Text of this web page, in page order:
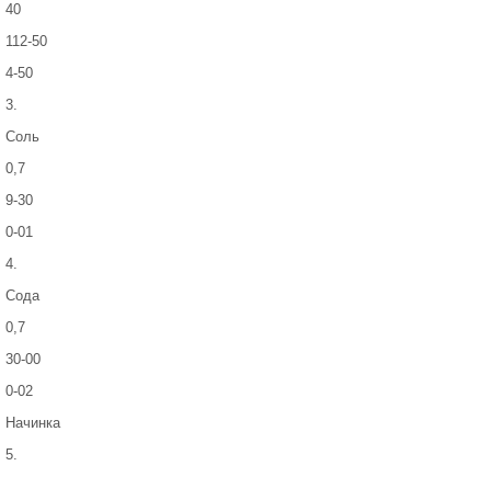
40
112-50
4-50
3.
Соль
0,7
9-30
0-01
4.
Сода
0,7
30-00
0-02
Начинка
5.